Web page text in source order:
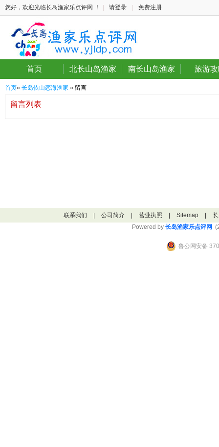
您好，欢迎光临长岛渔家乐点评网 ！ 请登录 免费注册
首页 北长山岛渔家 南长山岛渔家 旅游
首页» 长岛依山恋海渔家 » 留言
留言列表
联系我们 公司简介 营业执照 Sitemap
Powered by 长岛渔家乐点评网
鲁公网安备